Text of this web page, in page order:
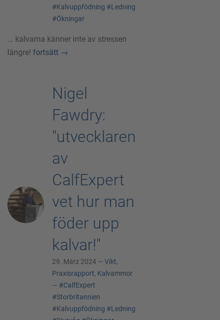
#Kalvuppfödning #Ledning
#Ökningar
... kalvarna känner inte av stressen
längre! fortsätt →
Nigel
Fawdry:
"utvecklaren
av
CalfExpert
vet hur man
föder upp
kalvar!"
29. März 2024 — Vikt,
Praxisrapport, Kalvammor
— #CalfExpert
#Storbritannien
#Kalvuppfödning #Ledning